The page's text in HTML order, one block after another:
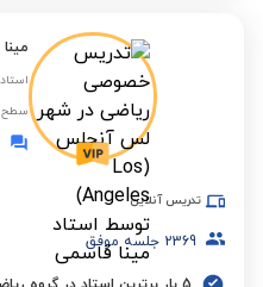
سطح
تدریس آنلاین
2369 جلسه موفق